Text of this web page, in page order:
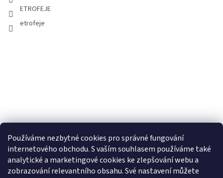
Používáme nezbytné cookies pro správné fungování
internetového obchodu. S vaším souhlasem používáme také
analytické a marketingové cookies ke zlepšování webu a
zobrazování relevantního obsahu. Své nastavení můžete
ETROFEJE
etrofeje